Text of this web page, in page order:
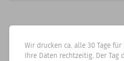
Wir drucken ca. alle 30 Tage
Ihre Daten rechtzeitig. Der